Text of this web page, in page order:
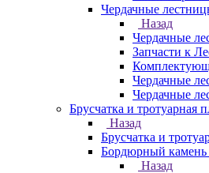
Чердачные
Назад
Чердачные
Запчасти к
Чердачные
Чердачные
Брусчатка и тротуарная
Назад
Брусчатка и
Бордюрный камень
Назад